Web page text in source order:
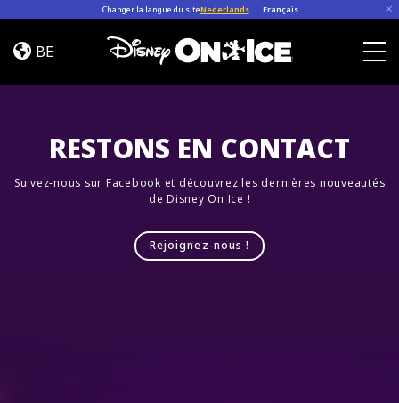
Changer la langue du siteNederlands | Français
Let’s
Dance
Everett
BE
RESTONS EN CONTACT
Suivez-nous sur Facebook et découvrez les dernières nouveautés
de Disney On Ice !
Rejoignez-nous !